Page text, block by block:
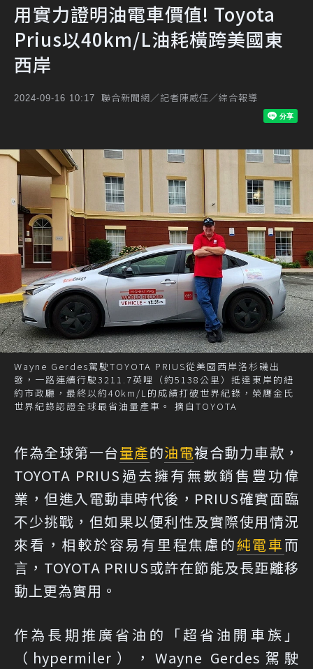
用實力證明油電車價值! Toyota
Prius以40km/L油耗橫跨美國東
西岸
2024-09-16 10:17 聯合新聞網／記者陳威任／綜合報導
Wayne Gerdes駕駛TOYOTA PRIUS從美國西岸洛杉磯出
發，一路連續行駛3211.7英哩（約5138公里）抵達東岸的紐
約市政廳，最終以約40km/L的成績打破世界紀錄，榮膺金氏
世界紀錄認證全球最省油量產車。 摘自TOYOTA
作為全球第一台量產的油電複合動力車款，
TOYOTA PRIUS過去擁有無數銷售豐功偉
業，但進入電動車時代後，PRIUS確實面臨
不少挑戰，但如果以便利性及實際使用情況
來看，相較於容易有里程焦慮的純電車而
言，TOYOTA PRIUS或許在節能及長距離移
動上更為實用。
作為長期推廣省油的「超省油開車族」
（hypermiler），Wayne Gerdes駕駛